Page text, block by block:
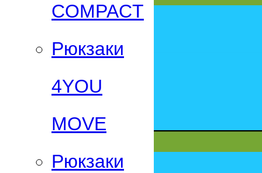
СOMPACT
Рюкзаки
4YOU
MOVE
Рюкзаки